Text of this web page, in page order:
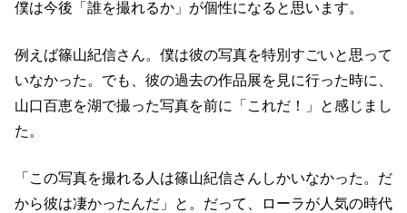
僕は今後「誰を撮れるか」が個性になると思います。
例えば篠山紀信さん。僕は彼の写真を特別すごいと思って
いなかった。でも、彼の過去の作品展を見に行った時に、
山口百恵を湖で撮った写真を前に「これだ！」と感じまし
た。
「この写真を撮れる人は篠山紀信さんしかいなかった。だ
から彼は凄かったんだ」と。だって、ローラが人気の時代